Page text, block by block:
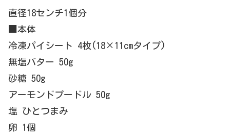
直径18センチ1個分
■本体
冷凍パイシート 4枚(18×11cmタイプ)
無塩バター 50g
砂糖 50g
アーモンドプードル 50g
塩 ひとつまみ
卵 1個